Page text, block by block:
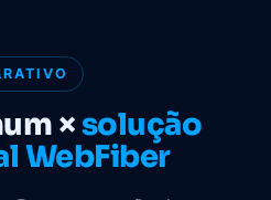
×solução
WebFiber